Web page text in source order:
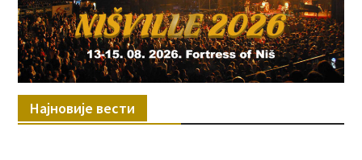
Најновије вести